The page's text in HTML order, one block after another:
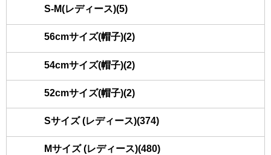
S-M(レディース)(5)
56cmサイズ(帽子)(2)
54cmサイズ(帽子)(2)
52cmサイズ(帽子)(2)
Sサイズ (レディース)(374)
Mサイズ (レディース)(480)